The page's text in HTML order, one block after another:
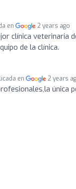
en 2 years ago
clínica veterinaria
de la clínica.
en 2 years
única